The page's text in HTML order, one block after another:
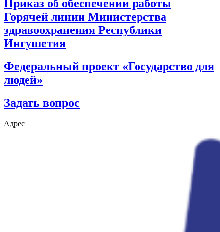
Приказ об обеспечении работы
Горячей линии Министерства
здравоохранения Республики
Ингушетия
Федеральный проект «Государство для
людей»
Задать вопрос
Адрес